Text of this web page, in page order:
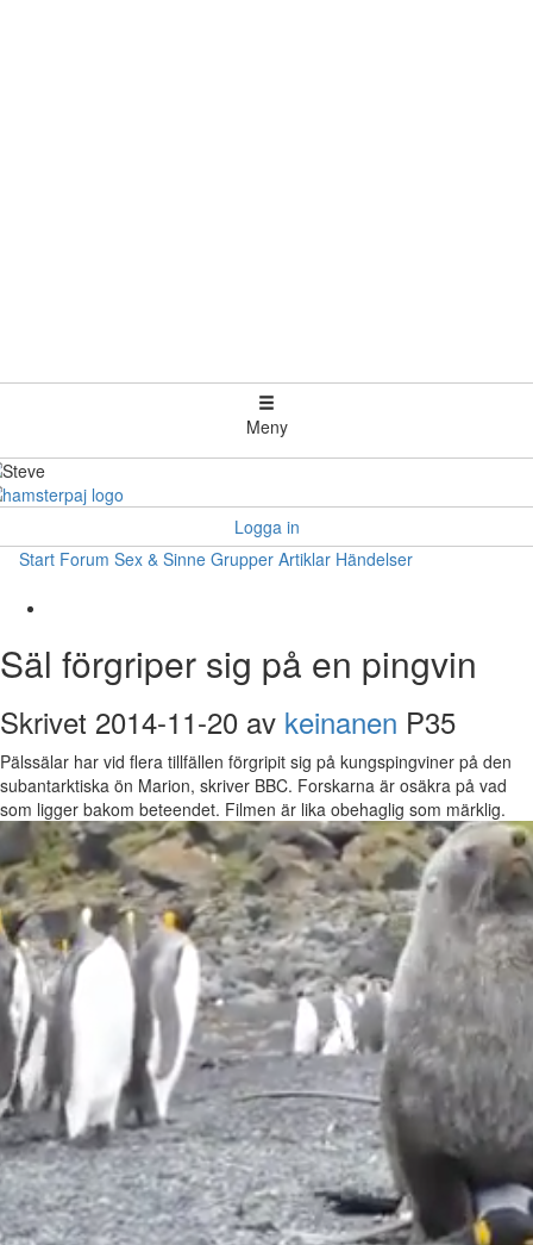
Meny
Logga in
Start Forum Sex & Sinne Grupper Artiklar Händelser
Säl förgriper sig på en pingvin
Skrivet 2014-11-20 av keinanen P35
Pälssälar har vid flera tillfällen förgripit sig på kungspingviner på den
subantarktiska ön Marion, skriver BBC. Forskarna är osäkra på vad
som ligger bakom beteendet. Filmen är lika obehaglig som märklig.